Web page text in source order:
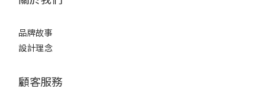
品牌故事
設計理念
顧客服務